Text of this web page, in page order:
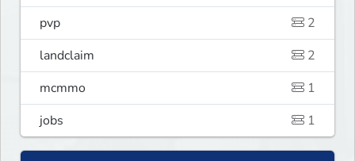
pvp
2
landclaim
2
mcmmo
1
jobs
1